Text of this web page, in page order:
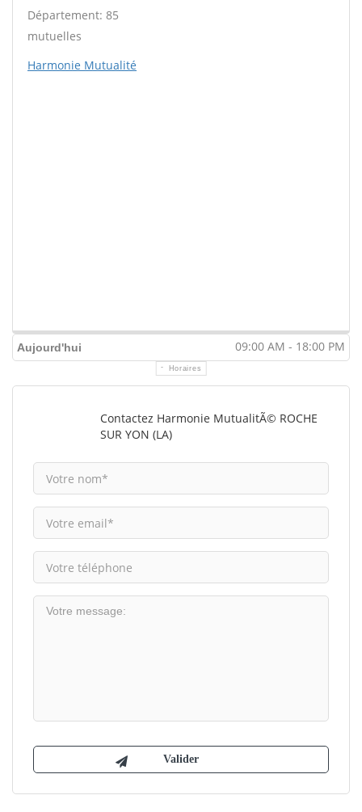
Département: 85
mutuelles
Harmonie Mutualité
Aujourd'hui 09:00 AM - 18:00 PM
Horaires
Contactez Harmonie MutualitÃ© ROCHE
SUR YON (LA)